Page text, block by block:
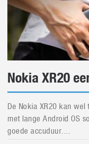
Nokia XR20
De Nokia XR20 kan
met lange Android OS
goede accuduur....